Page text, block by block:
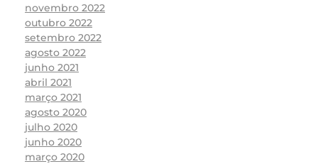
novembro 2022
outubro 2022
setembro 2022
agosto 2022
junho 2021
abril 2021
março 2021
agosto 2020
julho 2020
junho 2020
março 2020